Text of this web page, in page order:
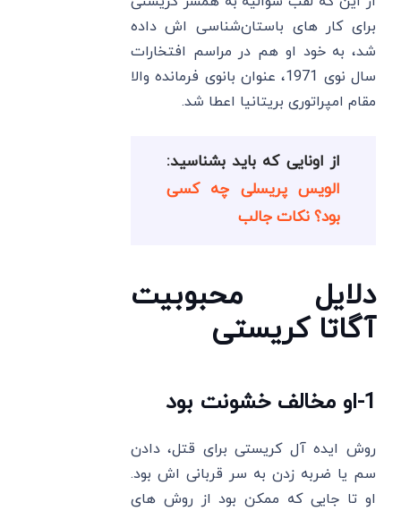
برای کار های باستان‌شناسی ‌اش داده
شد، به خود او هم در مراسم افتخارات
سال نوی 1971، عنوان بانوی فرمانده والا
مقام امپراتوری بریتانیا اعطا شد.
از اونایی که باید بشناسید:
الویس پریسلی چه کسی
بود؟ نکات جالب
دلایل محبوبیت
آگاتا کریستی
1-او مخالف خشونت بود
روش ایده ‌آل کریستی برای قتل، دادن
سم یا ضربه زدن به سر قربانی ‌اش بود.
او تا جایی که ممکن بود از روش‌ های